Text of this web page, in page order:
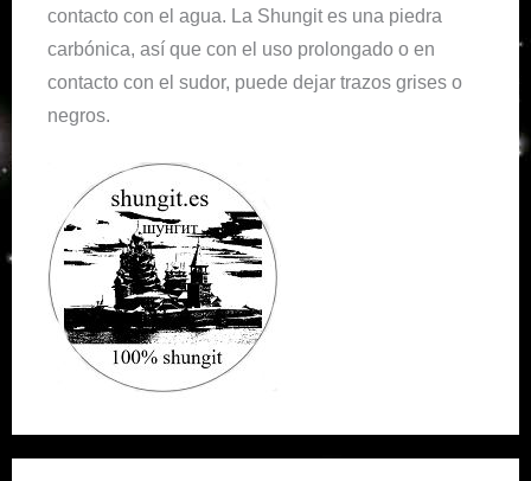
contacto con el agua. La Shungit es una piedra
carbónica, así que con el uso prolongado o en
contacto con el sudor, puede dejar trazos grises o
negros.